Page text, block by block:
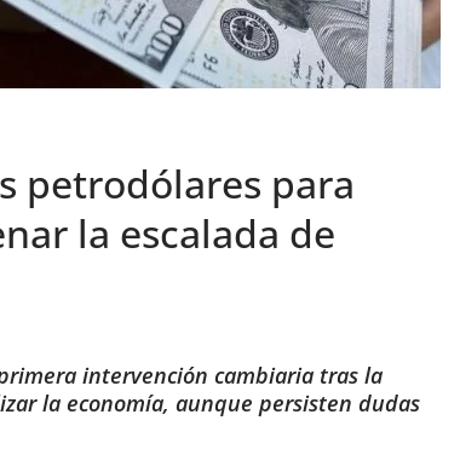
petrodólares para
la escalada de
intervención cambiaria tras la
la economía, aunque persisten dudas